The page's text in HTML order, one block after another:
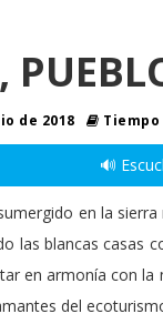
de 2018
🔊
en la
las blancas
en armonía con
del